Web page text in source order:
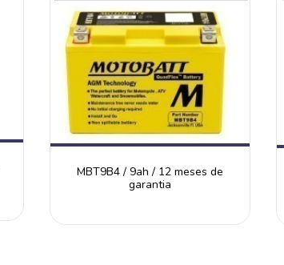
MBT9B4 / 9ah / 12 meses de
garantia